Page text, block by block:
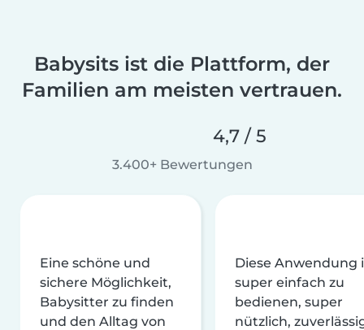
Babysits ist die Plattform, der
Familien am meisten vertrauen.
4,7 / 5
3.400+ Bewertungen
Eine schöne und
sichere Möglichkeit,
Babysitter zu finden
und den Alltag von
Diese Anwendung
super einfach zu
bedienen, super
nützlich,